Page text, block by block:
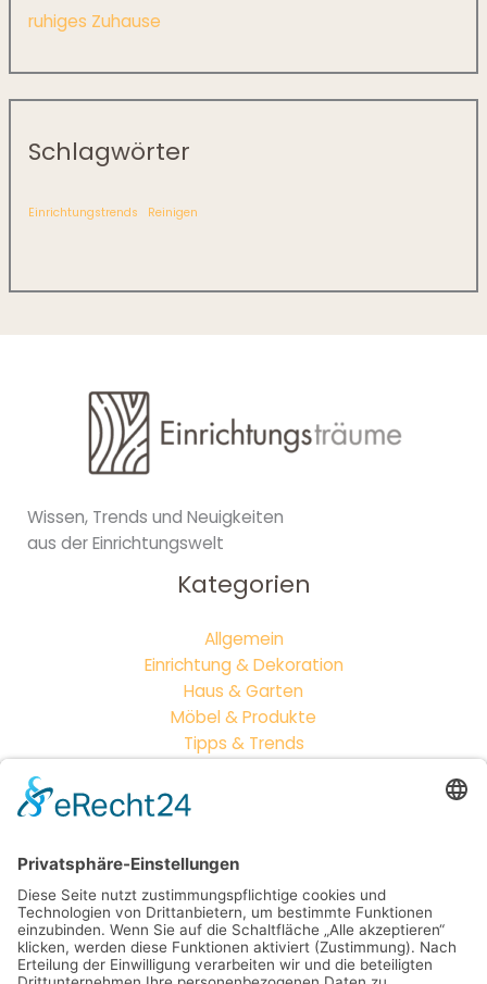
ruhiges Zuhause
Schlagwörter
Einrichtungstrends Reinigen
Wissen, Trends und Neuigkeiten
aus der Einrichtungswelt
Kategorien
Allgemein
Einrichtung & Dekoration
Haus & Garten
Möbel & Produkte
Tipps & Trends
Neueste Beiträge
zweiten Zuhause
Vintage vs. Modern: Wie du Möbelstile perfekt
kombinierst
Mehr als nur Sitzgelegenheiten: So entsteht dein
neues Lieblingsplätzchen draußen